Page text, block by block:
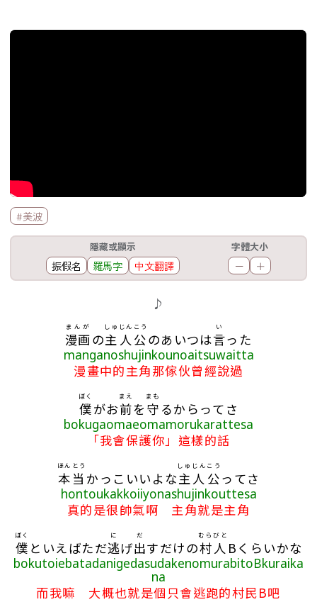
官方Youtube影片
標籤欄
#美波
隱藏或顯示
振假名 羅馬字 中文翻譯
字體大小
－ ＋
♪
漫画
まんが
の主人公
しゅじんこう
のあいつは言
い
った
manganoshujinkounoaitsuwaitta
漫畫中的主角那傢伙曾經說過
僕
ぼく
がお前
まえ
を 守
まも
るからってさ
bokugaomaeomamorukarattesa
「我會保護你」這樣的話
本当
ほんとう
かっこいいよな主人公
しゅじんこう
ってさ
hontoukakkoiiyonashujinkouttesa
真的是很帥氣啊 主角就是主角
僕
ぼく
といえばただ逃
に
げ出
だ
すだけの村人
むらびと
Bくらいかな
bokutoiebatadanigedasudakenomurabitoBkuraika
na
而我嘛 大概也就是個只會逃跑的村民B吧